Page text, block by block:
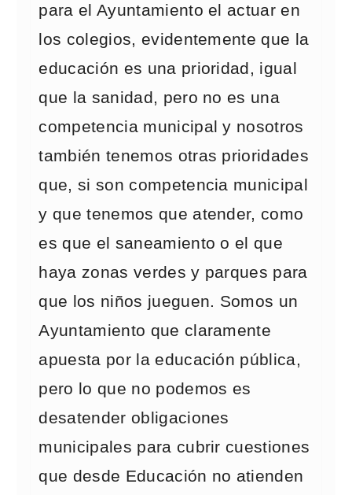
para el Ayuntamiento el actuar en
los colegios, evidentemente que la
educación es una prioridad, igual
que la sanidad, pero no es una
competencia municipal y nosotros
también tenemos otras prioridades
que, si son competencia municipal
y que tenemos que atender, como
es que el saneamiento o el que
haya zonas verdes y parques para
que los niños jueguen. Somos un
Ayuntamiento que claramente
apuesta por la educación pública,
pero lo que no podemos es
desatender obligaciones
municipales para cubrir cuestiones
que desde Educación no atienden